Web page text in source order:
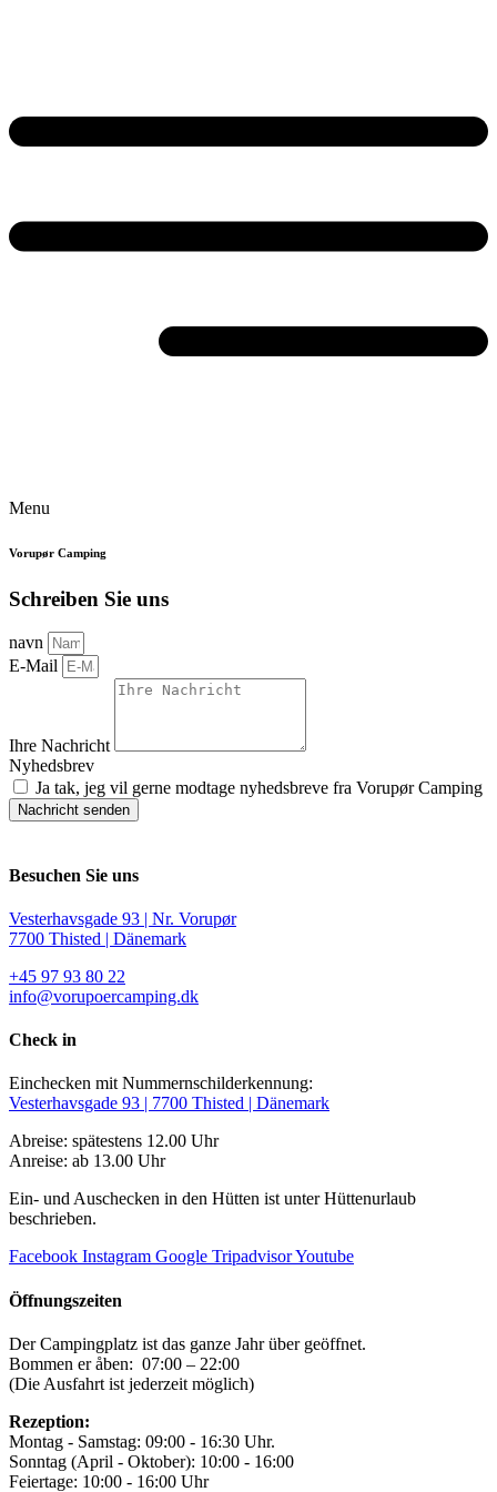
Menu
Vorupør Camping
Schreiben Sie uns
navn
E-Mail
Ihre Nachricht
Nyhedsbrev
Ja tak, jeg vil gerne modtage nyhedsbreve fra Vorupør Camping
Nachricht senden
Besuchen Sie uns
Vesterhavsgade 93 | Nr. Vorupør
7700 Thisted | Dänemark
+45 97 93 80 22
info@vorupoercamping.dk
Check in
Einchecken mit Nummernschilderkennung:
Vesterhavsgade 93 | 7700 Thisted | Dänemark
Abreise: spätestens 12.00 Uhr
Anreise: ab 13.00 Uhr
Ein- und Auschecken in den Hütten ist unter Hüttenurlaub
beschrieben.
Facebook Instagram Google TripadvisorYoutube
Öffnungszeiten
Der Campingplatz ist das ganze Jahr über geöffnet.
Bommen er åben: 07:00 – 22:00
(Die Ausfahrt ist jederzeit möglich)
Rezeption:
Montag - Samstag: 09:00 - 16:30 Uhr.
Sonntag (April - Oktober): 10:00 - 16:00
Feiertage: 10:00 - 16:00 Uhr